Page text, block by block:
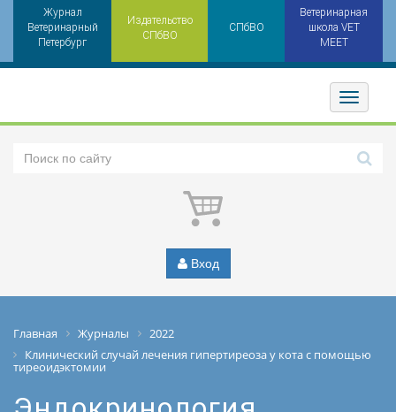
Журнал
Ветеринарный
Петербург
Издательство
СПбВО
СПбВО
Ветеринарная
школа VET
MEET
Toggler
Вход
Главная Журналы
2022
Клинический случай лечения гипертиреоза у кота с помощью
тиреоидэктомии